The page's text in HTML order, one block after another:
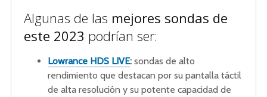
Algunas de las mejores sondas de
este 2023 podrían ser:
Lowrance HDS LIVE: sondas de alto
rendimiento que destacan por su pantalla táctil
de alta resolución y su potente capacidad de